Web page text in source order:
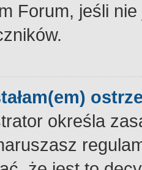
Forum, jeśli
określa